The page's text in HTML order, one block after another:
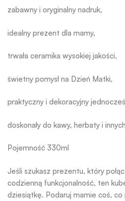
zabawny i oryginalny nadruk,
idealny prezent dla mamy,
trwała ceramika wysokiej jakości,
świetny pomysł na Dzień Matki,
praktyczny i dekoracyjny
doskonały do kawy, herbaty i
Pojemność 330ml
Jeśli szukasz prezentu, który
codzienną funkcjonalność, ten
dziesiątkę. Podaruj mamie coś,